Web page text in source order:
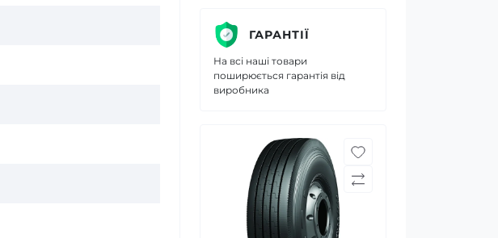
ГАРАНТІЇ
На всі наші товари
поширюється гарантія від
виробника